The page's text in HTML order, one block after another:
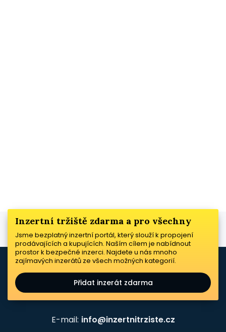
Inzertní tržiště zdarma a pro všechny
Jsme bezplatný inzertní portál, který slouží k propojení
prodávajících a kupujících. Naším cílem je nabídnout
prostor k bezpečné inzerci. Najdete u nás mnoho
zajímavých inzerátů ze všech možných kategorií.
Přidat inzerát zdarma
E-mail: info@inzertnitrziste.cz